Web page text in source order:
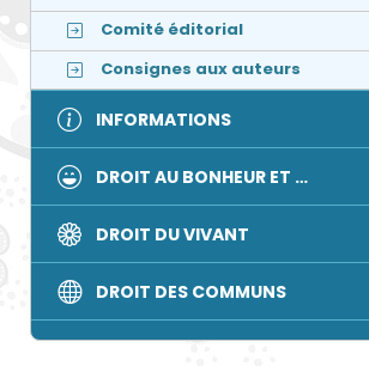
Comité éditorial
Consignes aux auteurs
INFORMATIONS
DROIT AU BONHEUR ET …
DROIT DU VIVANT
DROIT DES COMMUNS